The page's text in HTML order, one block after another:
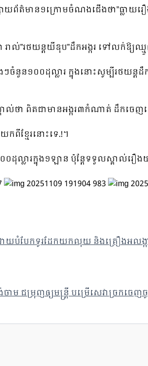
ាយព័ត៌មាន១ក្រោមចំណងជើងថា”ធ្ល
ាល់”រថយន្តយីឌុប”ដឹកអង្ករ ទៅលក់ឱ្យឈ្
ៗចំនួន១០០ដុល្លារ ក្នុងនោះសូម្បីរថ
ល់ថា ពិតជាមានអង្ករ៣កំណាត់ ដឹកចេញ
ខ្មែរនោះទេ.!។
ដុល្លារក្នុង១ឡាន ប៉ុន្តែទទួលស្គាល់រ
បំបែកទូរដែកយកលុយ និងគ្រឿងអលង្ក
ាម ជម្រុញឲ្យមន្ត្រី បម្រើសេវាច្រកចេ